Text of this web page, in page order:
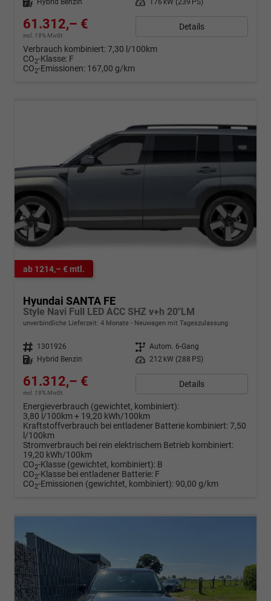
Kraftstoff Hybrid Benzin Leistung 176 kW (239 PS)
61.312,– €
incl. 19% MwSt.
Details
Verbrauch kombiniert:7,30 l/100km
CO2-Klasse: F
CO2-Emissionen: 167,00 g/km
ab 1214,– € mtl.
Hyundai SANTA FE
Style Navi Full LED ACC SHZ v+h 20"LM
unverbindliche Lieferzeit: 4 Monate Neuwagen mit Tageszulassung
Fahrzeugnr. 1301926 Getriebe Autom. 6-Gang
Kraftstoff
Hybrid Benzin Leistung 212 kW (288 PS)
61.312,– €
incl. 19% MwSt.
Details
Energieverbrauch (gewichtet, kombiniert):
3,80 l/100km + 19,20 kWh/100km
Kraftstoffverbrauch bei entladener Batterie kombiniert:7,50
l/100km
Stromverbrauch bei rein elektrischem Betrieb kombiniert:
19,20 kWh/100km
CO2-Klasse (gewichtet, kombiniert): B
CO2-Klasse bei entladener Batterie: F
CO2-Emissionen (gewichtet, kombiniert):90,00 g/km